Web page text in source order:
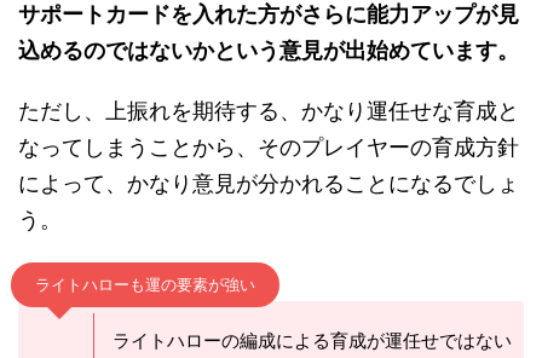
サポートカードを入れた方がさらに能力アップが見
込めるのではないかという意見が出始めています。
ただし、上振れを期待する、かなり運任せな育成と
なってしまうことから、そのプレイヤーの育成方針
によって、かなり意見が分かれることになるでしょ
う。
ライトハローも運の要素が強い
ライトハローの編成による育成が運任せではない